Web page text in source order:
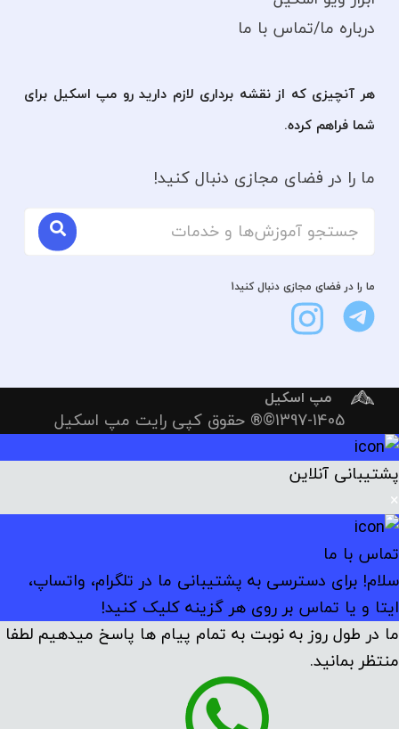
درباره ما/تماس با ما
هر آنچیزی که از نقشه برداری لازم دارید رو مپ اسکیل برای
شما فراهم کرده.
ما را در فضای مجازی دنبال کنید!
ما را در فضای مجازی دنبال کنید1
مپ اسکیل
1397-1405©® حقوق کپی رایت مپ اسکیل
پشتیبانی آنلاین
×
تماس با ما
سلام! برای دسترسی به پشتیبانی ما در تلگرام، واتساپ،
ایتا و یا تماس بر روی هر گزینه کلیک کنید!
ما در طول روز به نوبت به تمام پیام ها پاسخ میدهیم لطفا
منتظر بمانید.